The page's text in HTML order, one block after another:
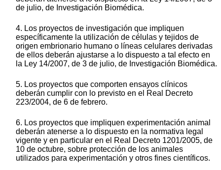
de julio, de Investigación Biomédica.
4. Los proyectos de investigación que impliquen
específicamente la utilización de células y tejidos de
origen embrionario humano o líneas celulares derivadas
de ellos deberán ajustarse a lo dispuesto a tal efecto en
la Ley 14/2007, de 3 de julio, de Investigación Biomédica.
5. Los proyectos que comporten ensayos clínicos
deberán cumplir con lo previsto en el Real Decreto
223/2004, de 6 de febrero.
6. Los proyectos que impliquen experimentación animal
deberán atenerse a lo dispuesto en la normativa legal
vigente y en particular en el Real Decreto 1201/2005, de
10 de octubre, sobre protección de los animales
utilizados para experimentación y otros fines científicos.